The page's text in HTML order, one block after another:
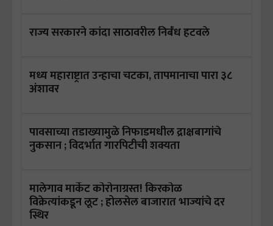
राज्य सरकारने कांदा साठावरील निर्बंध हटवले
मध्य महाराष्ट्रात उन्हाचा चटका, तापमानाचा पारा ३८
अंशावर
पावसाच्या तडाख्यामुळे निफाडमधील द्राक्षबागांचे
नुकसान ; विदर्भात गारपिटीची शक्यता
मालेगाव मार्केट कोरोनाग्रस्त! किरकोळ
विक्रेत्यांकडून लूट ; होलसेल बाजारात भाज्यांचे दर
स्थिर